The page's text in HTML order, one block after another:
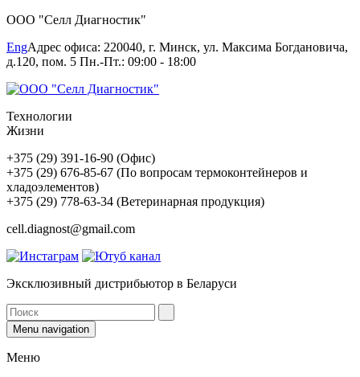
ООО "Селл Диагностик"
EngАдрес офиса: 220040, г. Минск, ул. Максима Богдановича,
д.120, пом. 5 Пн.-Пт.: 09:00 - 18:00
Технологии
Жизни
+375 (29) 391-16-90 (Офис)
+375 (29) 676-85-67 (По вопросам термоконтейнеров и
хладоэлементов)
+375 (29) 778-63-34 (Ветеринарная продукция)
cell.diagnost@gmail.com
Эксклюзивный дистрибьютор в Беларуси
Menu navigation
Меню